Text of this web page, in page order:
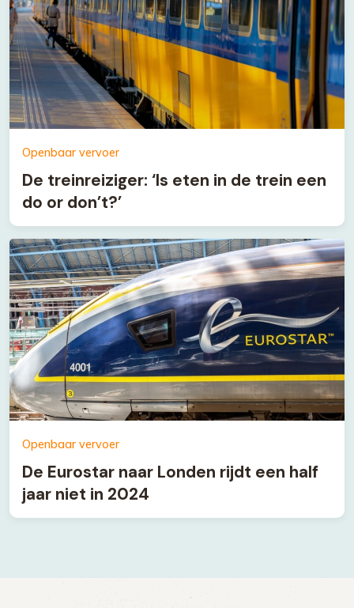
Openbaar vervoer
De treinreiziger: ‘Is eten in de trein een
do or don’t?’
Openbaar vervoer
De Eurostar naar Londen rijdt een half
jaar niet in 2024